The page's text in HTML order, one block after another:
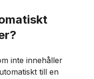
inte innehåller
till en